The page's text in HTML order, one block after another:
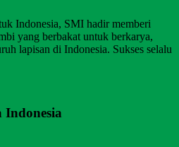
Indonesia, SMI hadir memberi
yang berbakat untuk berkarya,
lapisan di Indonesia. Sukses selalu
Indonesia